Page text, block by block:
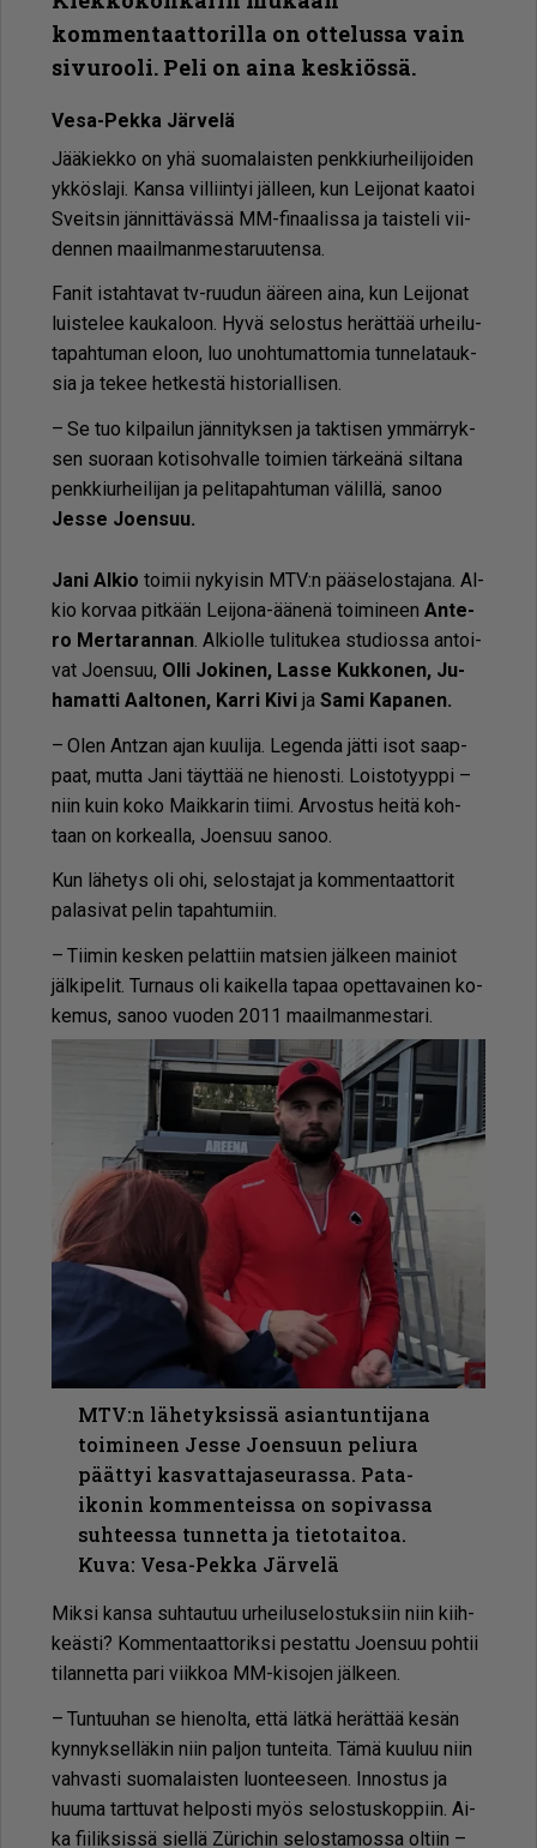
kommentaattorilla on ottelussa vain
sivurooli. Peli on aina keskiössä.
Vesa-Pek­ka Jär­ve­lä
Jää­kiek­ko on yhä suo­ma­lais­ten penk­kiur­hei­li­joi­den
yk­kös­la­ji. Kan­sa vil­liin­tyi jäl­leen, kun Lei­jo­nat kaa­toi
Sveit­sin jän­nit­tä­väs­sä MM-fi­naa­lis­sa ja tais­te­li vii­
den­nen maa­il­man­mes­ta­ruu­ten­sa.
Fa­nit is­tah­ta­vat tv-ruu­dun ää­reen ai­na, kun Lei­jo­nat
luis­te­lee kau­ka­loon. Hyvä se­los­tus he­rät­tää ur­hei­lu­
ta­pah­tu­man eloon, luo unoh­tu­mat­to­mia tun­ne­la­tauk­
sia ja te­kee het­kes­tä his­to­ri­al­li­sen.
– Se tuo kil­pai­lun jän­ni­tyk­sen ja tak­ti­sen ym­mär­ryk­
sen suo­raan ko­ti­soh­val­le toi­mien tär­ke­ä­nä sil­ta­na
penk­kiur­hei­li­jan ja pe­li­ta­pah­tu­man vä­lil­lä, sa­noo
Jes­se Jo­en­suu.
Jani Al­kio toi­mii ny­kyi­sin MTV:n pää­se­los­ta­ja­na. Al­
kio kor­vaa pit­kään Lei­jo­na-ää­ne­nä toi­mi­neen An­te­
ro Mer­ta­ran­nan. Al­ki­ol­le tu­li­tu­kea stu­di­os­sa an­toi­
vat Jo­en­suu, Ol­li Jo­ki­nen, Las­se Kuk­ko­nen, Ju­
ha­mat­ti Aal­to­nen, Kar­ri Kivija Sami Ka­pa­nen.
– Olen Ant­zan ajan kuu­li­ja. Le­gen­da jät­ti isot saap­
paat, mut­ta Jani täyt­tää ne hie­nos­ti. Lois­to­tyyp­pi –
niin kuin koko Maik­ka­rin tii­mi. Ar­vos­tus hei­tä koh­
taan on kor­ke­al­la, Jo­en­suu sa­noo.
Kun lä­he­tys oli ohi, se­los­ta­jat ja kom­men­taat­to­rit
pa­la­si­vat pe­lin ta­pah­tu­miin.
– Tii­min kes­ken pe­lat­tiin mat­sien jäl­keen mai­ni­ot
jäl­ki­pe­lit. Tur­naus oli kai­kel­la ta­paa opet­ta­vai­nen ko­
ke­mus, sa­noo vuo­den 2011 maa­il­man­mes­ta­ri.
MTV:n lähetyksissä asiantuntijana
toimineen Jesse Joensuun peliura
päättyi kasvattajaseurassa. Pata-
ikonin kommenteissa on sopivassa
suhteessa tunnetta ja tietotaitoa.
Kuva: Vesa-Pekka Järvelä
Mik­si kan­sa suh­tau­tuu ur­hei­lu­se­los­tuk­siin niin kiih­
ke­äs­ti? Kom­men­taat­to­rik­si pes­tat­tu Jo­en­suu poh­tii
ti­lan­net­ta pari viik­koa MM-ki­so­jen jäl­keen.
– Tun­tuu­han se hie­nol­ta, et­tä lät­kä he­rät­tää ke­sän
kyn­nyk­sel­lä­kin niin pal­jon tun­tei­ta. Tämä kuu­luu niin
vah­vas­ti suo­ma­lais­ten luon­tee­seen. In­nos­tus ja
huu­ma tart­tu­vat hel­pos­ti myös se­los­tus­kop­piin. Ai­
ka fii­lik­sis­sä siel­lä Züric­hin se­los­ta­mos­sa ol­tiin –